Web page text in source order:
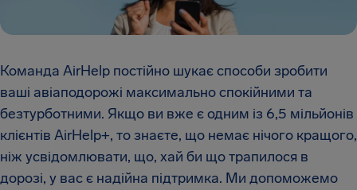
Команда AirHelp постійно шукає способи зробити
ваші авіаподорожі максимально спокійними та
безтурботними. Якщо ви вже є одним із 6,5 мільйонів
клієнтів AirHelp+, то знаєте, що немає нічого кращого,
ніж усвідомлювати, що, хай би що трапилося в
дорозі, у вас є надійна підтримка. Ми допоможемо